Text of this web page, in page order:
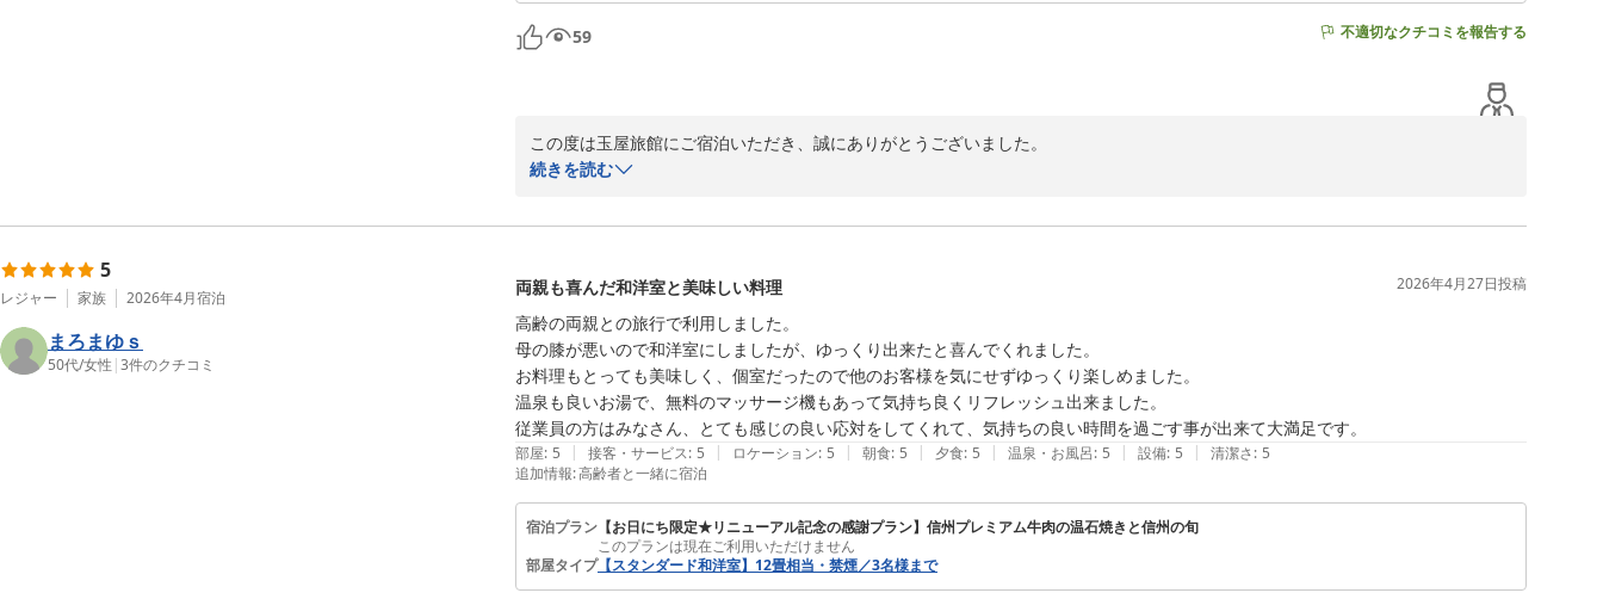
お客様に気持ちよくお過ごしいただけるよう、スタッフ一人ひとりが心を込めてお迎えしておりますので、その思いが伝わりまし
「また利用したい」とのお言葉を励みに、これからも皆さまに安心してお寛ぎいただける宿であり続けられるよう努めてまいりま
す。
この度は誠にありがとうございました。
玉屋旅館　スタッフ一同より
信州別所温泉 玉屋旅館
2026-06-11
59 不適切なクチコミを報告する
この度は玉屋旅館にご宿泊いただき、誠にありがとうございました。
また、お料理につきましてもご満足いただけたとのこと、誠にありがとうございます。
信州の旬の食材を活かし、一品一品心を込めてご用意しておりますので、美味しくお召し上がりいただけたことを大変光栄に思っ
ております。
さらに、ご妊娠中という大切な時期のご旅行に当館をお選びいただき、少しでも安心してお過ごしいただけたご様子に安堵してお
ります。
ささやかではございますが、お力添えができましたことを嬉しく思います。
どうぞお身体を大切にお過ごしくださいませ。
続きを読む
5
レジャー 家族 2026年4月宿泊
まろまゆｓ
50代/女性 |3件のクチコミ
両親も喜んだ和洋室と美味しい料理 2026年4月27日投稿
高齢の両親との旅行で利用しました。
母の膝が悪いので和洋室にしましたが、ゆっくり出来たと喜んでくれました。
お料理もとっても美味しく、個室だったので他のお客様を気にせずゆっくり楽しめました。
温泉も良いお湯で、無料のマッサージ機もあって気持ち良くリフレッシュ出来ました。
従業員の方はみなさん、とても感じの良い応対をしてくれて、気持ちの良い時間を過ごす事が出来て大満足です。
部屋: 5 | 接客・サービス: 5 | ロケーション: 5 | 朝食: 5 | 夕食: 5 | 温泉・お風呂: 5 | 設備: 5 | 清潔さ: 5
追加情報:高齢者と一緒に宿泊
宿泊プラン 【お日にち限定★リニューアル記念の感謝プラン】信州プレミアム牛肉の温石焼きと信州の旬
このプランは現在ご利用いただけません
部屋タイプ【スタンダード和洋室】12畳相当・禁煙／3名様まで